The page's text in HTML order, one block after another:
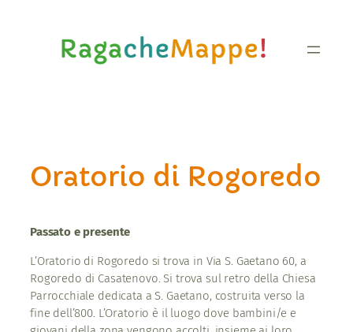
Oratorio di Rogoredo
Passato e presente
L’Oratorio di Rogoredo si trova in Via S. Gaetano 60, a
Rogoredo di Casatenovo. Si trova sul retro della Chiesa
Parrocchiale dedicata a S. Gaetano, costruita verso la
fine dell’800. L’Oratorio è il luogo dove bambini/e e